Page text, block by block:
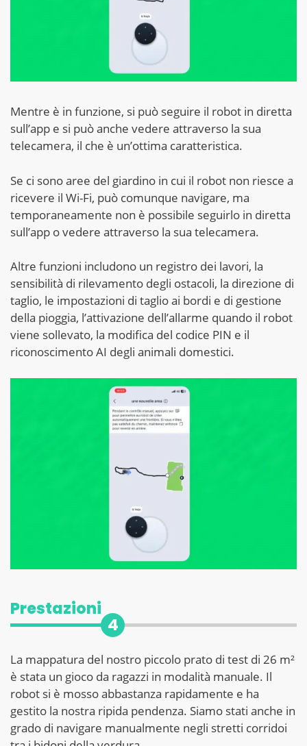
Mentre è in funzione, si può seguire il robot in diretta
sull’app e si può anche vedere attraverso la sua
telecamera, il che è un’ottima caratteristica.
Se ci sono aree del giardino in cui il robot non riesce a
ricevere il Wi-Fi, può comunque navigare, ma
temporaneamente non è possibile seguirlo in diretta
sull’app o vedere attraverso la sua telecamera.
Altre funzioni includono un registro dei lavori, la
sensibilità di rilevamento degli ostacoli, la direzione di
taglio, le impostazioni di taglio ai bordi e di gestione
della pioggia, l’attivazione dell’allarme quando il robot
viene sollevato, la modifica del codice PIN e il
riconoscimento AI degli animali domestici.
Prestazioni
4
La mappatura del nostro piccolo prato di test di 26 m²
è stata un gioco da ragazzi in modalità manuale. Il
robot si è mosso abbastanza rapidamente e ha
gestito la nostra ripida pendenza. Siamo stati anche in
grado di navigare manualmente negli stretti corridoi